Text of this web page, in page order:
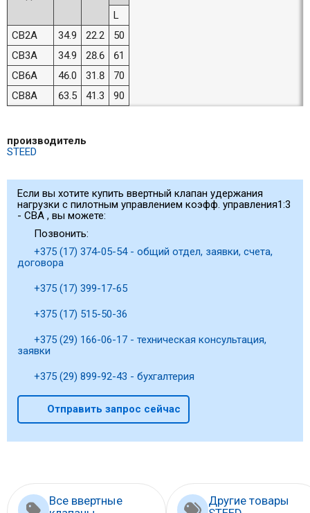
L
CB2A
34.9 22.2
50
CB3A
34.9 28.6
61
CB6A
46.0 31.8
70
CB8A
63.5 41.3 90
производитель
STEED
Если вы хотите купить ввертный клапан удержания
нагрузки с пилотным управлением коэфф. управления1:3
- CBA , вы можете:
Позвонить:
+375 (17) 374-05-54 - общий отдел, заявки, счета,
договора
+375 (17) 399-17-65
+375 (17) 515-50-36
+375 (29) 166-06-17 - техническая консультация,
заявки
+375 (29) 899-92-43 - бухгалтерия
Отправить запрос сейчас
Все ввертные
Другие товары